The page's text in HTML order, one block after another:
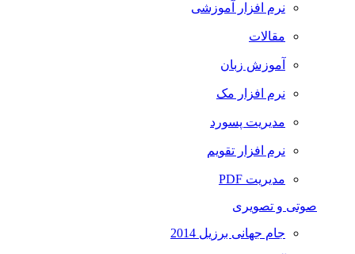
نرم افزار آموزشی
مقالات
آموزش زبان
نرم افزار مک
مدیریت پسورد
نرم افزار تقویم
مدیریت PDF
صوتی و تصویری
جام جهانی برزیل 2014